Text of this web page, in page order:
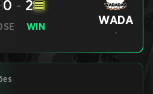
0 - 2
WIN WADA
-